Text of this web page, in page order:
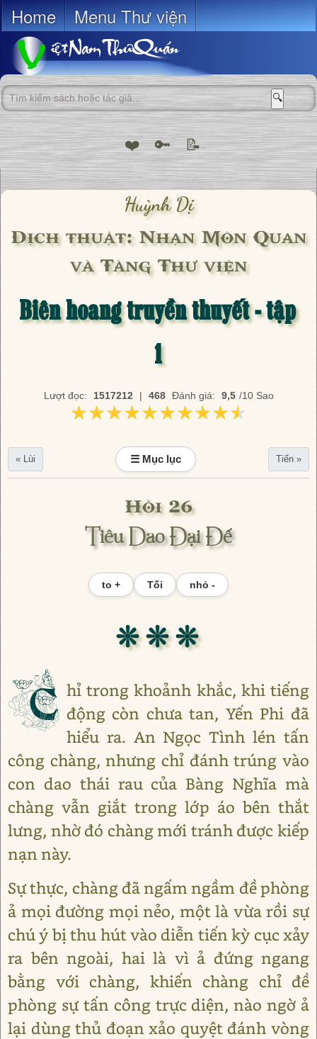
Home Menu Thư viện
🔍
❤️ 🔑 📝
Huỳnh Dị
Dịch thuật: Nhạn Môn Quan
và Tàng Thư viện
Biên hoang truyền thuyết - tập
1
Lượt đọc: 1517212 | 468 Đánh giá: 9,5 /10 Sao
★★★★★★★★★★
★★★★★★★★★★
« Lùi ☰ Mục lục Tiến »
Hồi 26
Tiêu Dao Đại Đế
to + Tối nhỏ -
❊ ❊ ❊
C hỉ trong khoảnh khắc, khi tiếng
động còn chưa tan, Yến Phi đã
hiểu ra. An Ngọc Tình lén tấn
công chàng, nhưng chỉ đánh trúng vào
con dao thái rau của Bàng Nghĩa mà
chàng vẫn giắt trong lớp áo bên thắt
lưng, nhờ đó chàng mới tránh được kiếp
nạn này.
Sự thực, chàng đã ngấm ngầm đề phòng
ả mọi đường mọi nẻo, một là vừa rồi sự
chú ý bị thu hút vào diễn tiến kỳ cục xảy
ra bên ngoài, hai là vì ả đứng ngang
bằng với chàng, khiến chàng chỉ đề
phòng sự tấn công trực diện, nào ngờ ả
lại dùng thủ đoạn xảo quyệt đánh vòng